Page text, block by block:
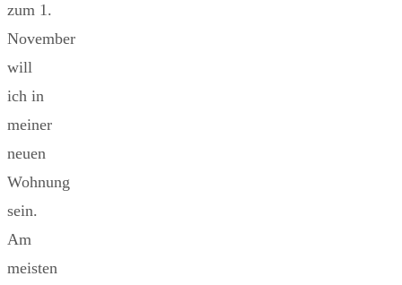
zum 1.
November
will
ich in
meiner
neuen
Wohnung
sein.
Am
meisten